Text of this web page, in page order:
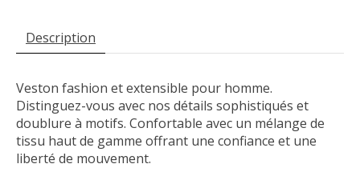
Description
Veston fashion et extensible pour homme.
Distinguez-vous avec nos détails sophistiqués et
doublure à motifs. Confortable avec un mélange de
tissu haut de gamme offrant une confiance et une
liberté de mouvement.